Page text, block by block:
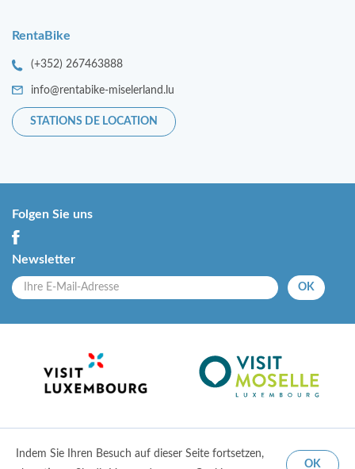
Indem Sie Ihren Besuch auf dieser Seite fortsetzen,
OK
RentaBike
(+352) 267463888
info@rentabike-miselerland.lu
STATIONS DE LOCATION
Folgen Sie uns
Newsletter
OK
© 2018 Entente touristque de la Moselle| Mentions légales | Conditions d'utilisation